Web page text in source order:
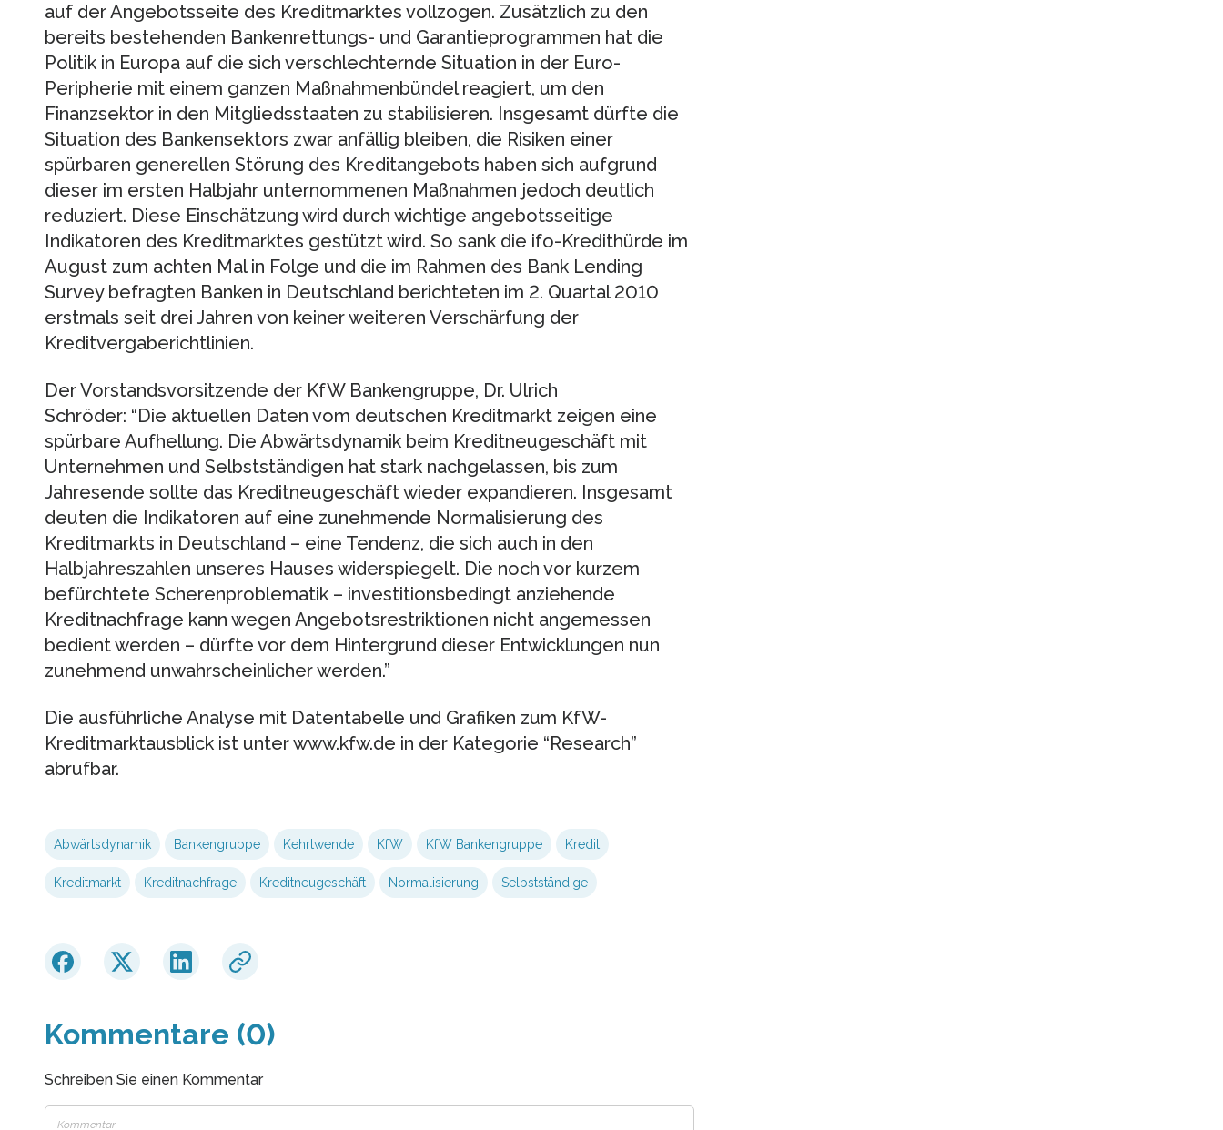
auf der Angebotsseite des Kreditmarktes vollzogen. Zusätzlich zu den
bereits bestehenden Bankenrettungs- und Garantieprogrammen hat die
Politik in Europa auf die sich verschlechternde Situation in der Euro-
Peripherie mit einem ganzen Maßnahmenbündel reagiert, um den
Finanzsektor in den Mitgliedsstaaten zu stabilisieren. Insgesamt dürfte die
Situation des Bankensektors zwar anfällig bleiben, die Risiken einer
spürbaren generellen Störung des Kreditangebots haben sich aufgrund
dieser im ersten Halbjahr unternommenen Maßnahmen jedoch deutlich
reduziert. Diese Einschätzung wird durch wichtige angebotsseitige
Indikatoren des Kreditmarktes gestützt wird. So sank die ifo-Kredithürde im
August zum achten Mal in Folge und die im Rahmen des Bank Lending
Survey befragten Banken in Deutschland berichteten im 2. Quartal 2010
erstmals seit drei Jahren von keiner weiteren Verschärfung der
Kreditvergaberichtlinien.
Der Vorstandsvorsitzende der KfW Bankengruppe, Dr. Ulrich
Schröder: “Die aktuellen Daten vom deutschen Kreditmarkt zeigen eine
spürbare Aufhellung. Die Abwärtsdynamik beim Kreditneugeschäft mit
Unternehmen und Selbstständigen hat stark nachgelassen, bis zum
Jahresende sollte das Kreditneugeschäft wieder expandieren. Insgesamt
deuten die Indikatoren auf eine zunehmende Normalisierung des
Kreditmarkts in Deutschland – eine Tendenz, die sich auch in den
Halbjahreszahlen unseres Hauses widerspiegelt. Die noch vor kurzem
befürchtete Scherenproblematik – investitionsbedingt anziehende
Kreditnachfrage kann wegen Angebotsrestriktionen nicht angemessen
bedient werden – dürfte vor dem Hintergrund dieser Entwicklungen nun
zunehmend unwahrscheinlicher werden.”
Die ausführliche Analyse mit Datentabelle und Grafiken zum KfW-
Kreditmarktausblick ist unter www.kfw.de in der Kategorie “Research”
abrufbar.
Abwärtsdynamik Bankengruppe Kehrtwende KfW KfW Bankengruppe Kredit
Kreditmarkt Kreditnachfrage Kreditneugeschäft Normalisierung Selbstständige
Kommentare (0)
Schreiben Sie einen Kommentar